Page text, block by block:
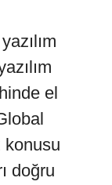
el
konusu
doğru